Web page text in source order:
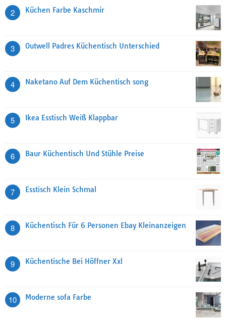
2 Küchen Farbe Kaschmir
3 Outwell Padres Küchentisch Unterschied
4 Naketano Auf Dem Küchentisch song
5 Ikea Esstisch Weiß Klappbar
6 Baur Küchentisch Und Stühle Preise
7 Esstisch Klein Schmal
8 Küchentisch Für 6 Personen Ebay Kleinanzeigen
9 Küchentische Bei Höffner Xxl
10 Moderne sofa Farbe